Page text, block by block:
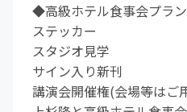
◆高級ホテル食事会プラ
ステッカー
スタジオ見学
サイン入り新刊
講演会開催権(会場等はご